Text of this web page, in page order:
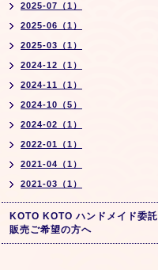
2025-07（1）
2025-06（1）
2025-03（1）
2024-12（1）
2024-11（1）
2024-10（5）
2024-02（1）
2022-01（1）
2021-04（1）
2021-03（1）
KOTO KOTO ハンドメイド委託
販売ご希望の方へ